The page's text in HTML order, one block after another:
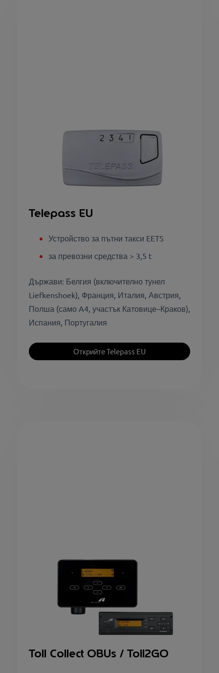
Telepass EU
Устройство за пътни такси EETS
за превозни средства > 3,5 t
Държави: Белгия (включително тунел
Liefkenshoek), Франция, Италия, Австрия,
Полша (само A4, участък Катовице–Краков),
Испания, Португалия
Открийте Telepass EU
Toll Collect OBUs / Toll2GO